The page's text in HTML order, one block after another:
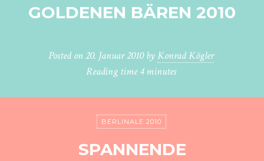
GOLDENEN BÄREN 2010
Posted on20. Januar 2010 byKonrad Kögler
Reading time4 minutes
BERLINALE 2010
SPANNENDE